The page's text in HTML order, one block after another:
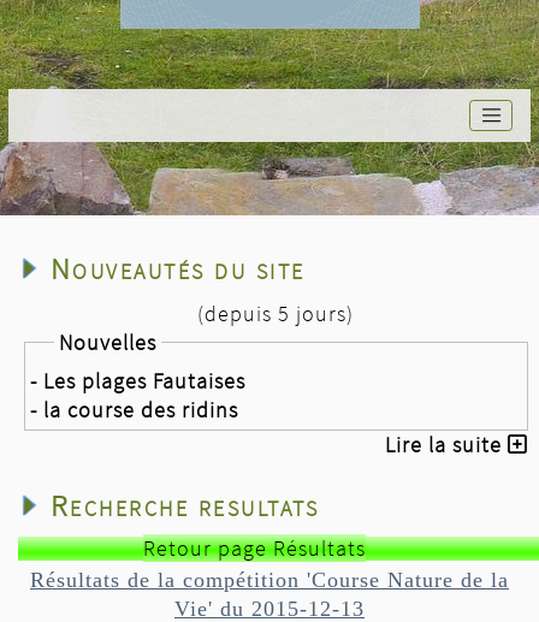
Nouveautés du site
(depuis 5 jours)
Nouvelles
- Les plages Fautaises
- la course des ridins
Lire la suite
Recherche resultats
Retour page Résultats
Résultats de la compétition 'Course Nature de la
Vie' du 2015-12-13